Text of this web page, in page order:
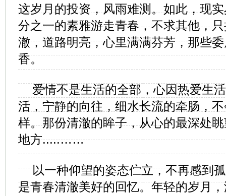
这岁月的投资，风雨难测。如此，现
分之一的素雅游走青春，不求其他，
澈，道路明亮，心里满满芬芳，那些
香。
爱情不是生活的全部，心因热爱生
活，宁静的向往，细水长流的牵肠，
样。那份清澈的眸子，从心的最深处
地方.....……
以一种仰望的姿态伫立，不再感到
是青春清澈美好的回忆。年轻的岁月